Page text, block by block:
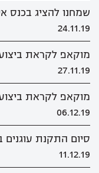
שמחנו להציג בכנס
24.11.19
מוקאפ לקראת
27.11.19
מוקאפ לקראת ביצוע
06.12.19
סיום התקנת עוגנים
11.12.19